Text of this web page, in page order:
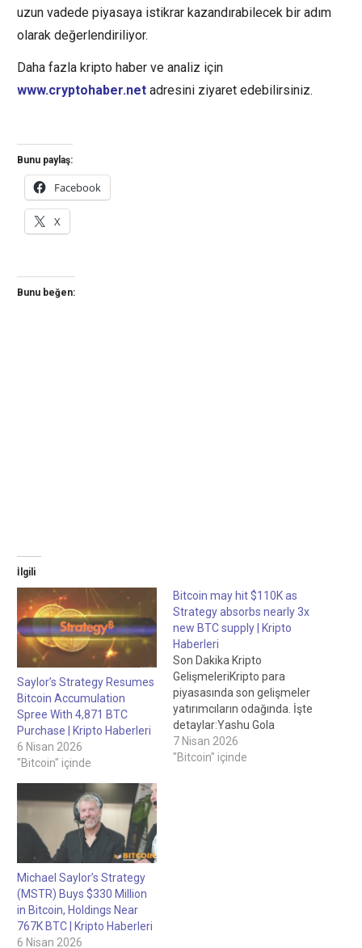
uzun vadede piyasaya istikrar kazandırabilecek bir adım
olarak değerlendiriliyor.
Daha fazla kripto haber ve analiz için
www.cryptohaber.net adresini ziyaret edebilirsiniz.
Bunu paylaş:
Facebook
X
Bunu beğen:
İlgili
Saylor’s Strategy Resumes
Bitcoin Accumulation
Spree With 4,871 BTC
Purchase | Kripto Haberleri
6 Nisan 2026
"Bitcoin" içinde
Bitcoin may hit $110K as
Strategy absorbs nearly 3x
new BTC supply | Kripto
Haberleri
Son Dakika Kripto
GelişmeleriKripto para
piyasasında son gelişmeler
yatırımcıların odağında. İşte
detaylar:Yashu Gola
tarafından yazıldı, Personel
Yazarı Allen Scott
7 Nisan 2026
"Bitcoin" içinde
Michael Saylor’s Strategy
(MSTR) Buys $330 Million
in Bitcoin, Holdings Near
767K BTC | Kripto Haberleri
6 Nisan 2026